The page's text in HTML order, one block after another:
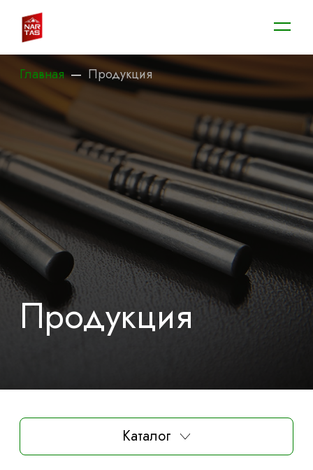
Главная—Продукция
Продукция
Каталог